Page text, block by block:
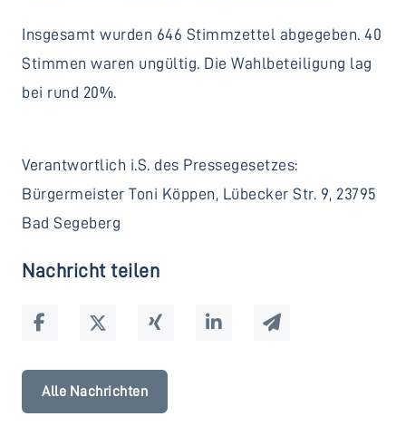
Insgesamt wurden 646 Stimmzettel abgegeben. 40
Stimmen waren ungültig. Die Wahlbeteiligung lag
bei rund 20%.
Verantwortlich i.S. des Pressegesetzes:
Bürgermeister Toni Köppen, Lübecker Str. 9, 23795
Bad Segeberg
Nachricht teilen
Alle Nachrichten